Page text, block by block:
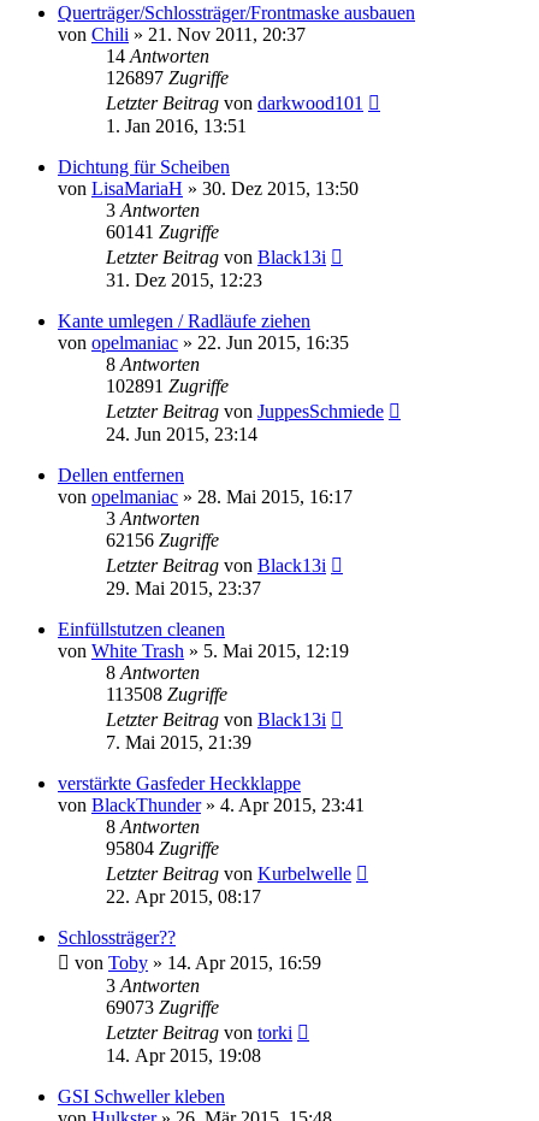
Querträger/Schlossträger/Frontmaske ausbauen
von Chili » 21. Nov 2011, 20:37
14 Antworten
126897 Zugriffe
Letzter Beitrag von darkwood101
1. Jan 2016, 13:51
Dichtung für Scheiben
von LisaMariaH » 30. Dez 2015, 13:50
3 Antworten
60141 Zugriffe
Letzter Beitrag von Black13i
31. Dez 2015, 12:23
Kante umlegen / Radläufe ziehen
von opelmaniac » 22. Jun 2015, 16:35
8 Antworten
102891 Zugriffe
Letzter Beitrag von JuppesSchmiede
24. Jun 2015, 23:14
Dellen entfernen
von opelmaniac » 28. Mai 2015, 16:17
3 Antworten
62156 Zugriffe
Letzter Beitrag von Black13i
29. Mai 2015, 23:37
Einfüllstutzen cleanen
von White Trash » 5. Mai 2015, 12:19
8 Antworten
113508 Zugriffe
Letzter Beitrag von Black13i
7. Mai 2015, 21:39
verstärkte Gasfeder Heckklappe
von BlackThunder» 4. Apr 2015, 23:41
8 Antworten
95804 Zugriffe
Letzter Beitrag von Kurbelwelle
22. Apr 2015, 08:17
Schlossträger??
von Toby » 14. Apr 2015, 16:59
3 Antworten
69073 Zugriffe
Letzter Beitrag von torki
14. Apr 2015, 19:08
GSI Schweller kleben